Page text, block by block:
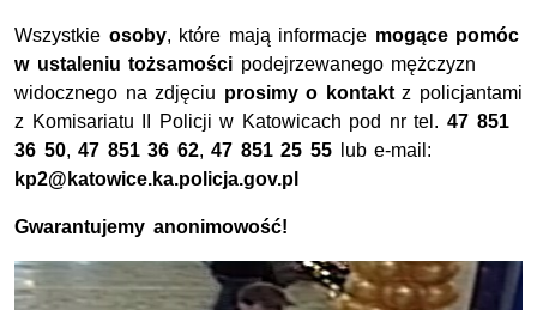
Wszystkie osoby, które mają informacje mogące pomóc
w ustaleniu tożsamości podejrzewanego mężczyzn
widocznego na zdjęciu prosimy o kontaktz policjantami
z Komisariatu II Policji w Katowicach pod nr tel.47 851
36 50,47 851 36 62,47 851 25 55 lub e-mail:
kp2@katowice.ka.policja.gov.pl
Gwarantujemy anonimowość!